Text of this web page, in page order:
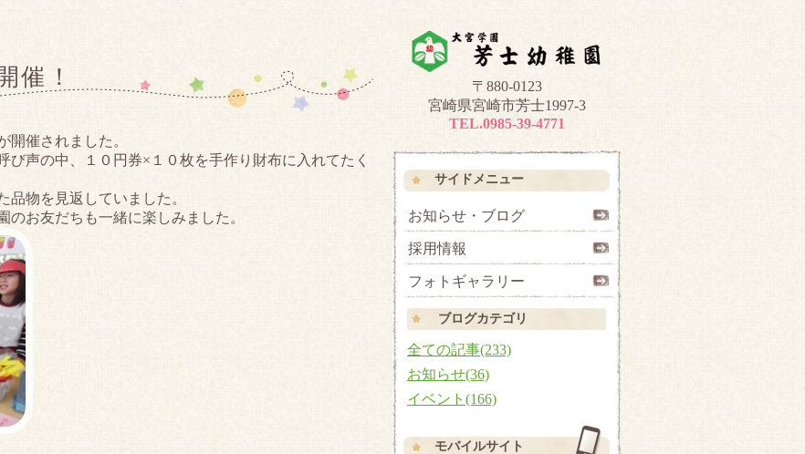
催！
開催されました。
び声の中、１０円券×１０枚を手作り財布に入れてたく
品物を見返していました。
お友だちも一緒に楽しみました。
〒880-0123
宮崎県宮崎市芳士1997-3
TEL.0985-39-4771
サイドメニュー
お知らせ・ブログ
採用情報
フォトギャラリー
ブログカテゴリ
全ての記事(233)
お知らせ(36)
イベント(166)
モバイルサイト